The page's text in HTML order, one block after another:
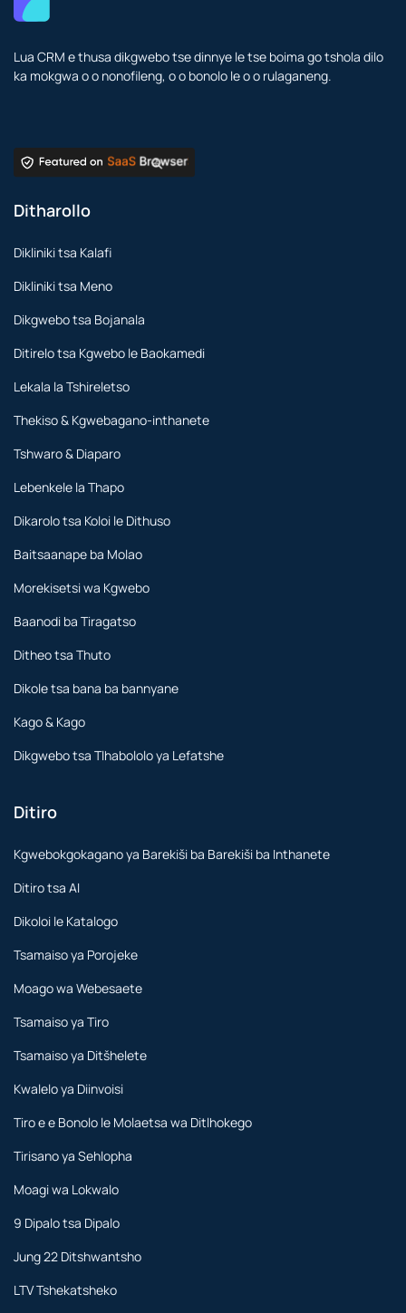
Lua CRM e thusa dikgwebo tse dinnye le tse boima go tshola dilo
ka mokgwa o o nonofileng, o o bonolo le o o rulaganeng.
Ditharollo
Dikliniki tsa Kalafi
Dikliniki tsa Meno
Dikgwebo tsa Bojanala
Ditirelo tsa Kgwebo le Baokamedi
Lekala la Tshireletso
Thekiso & Kgwebagano-inthanete
Tshwaro & Diaparo
Lebenkele la Thapo
Dikarolo tsa Koloi le Dithuso
Baitsaanape ba Molao
Morekisetsi wa Kgwebo
Baanodi ba Tiragatso
Ditheo tsa Thuto
Dikole tsa bana ba bannyane
Kago & Kago
Dikgwebo tsa Tlhabololo ya Lefatshe
Ditiro
Kgwebokgokagano ya Barekiši ba Barekiši ba Inthanete
Ditiro tsa AI
Dikoloi le Katalogo
Tsamaiso ya Porojeke
Moago wa Webesaete
Tsamaiso ya Tiro
Tsamaiso ya Ditšhelete
Kwalelo ya Diinvoisi
Tiro e e Bonolo le Molaetsa wa Ditlhokego
Tirisano ya Sehlopha
Moagi wa Lokwalo
9 Dipalo tsa Dipalo
Jung 22 Ditshwantsho
LTV Tshekatsheko